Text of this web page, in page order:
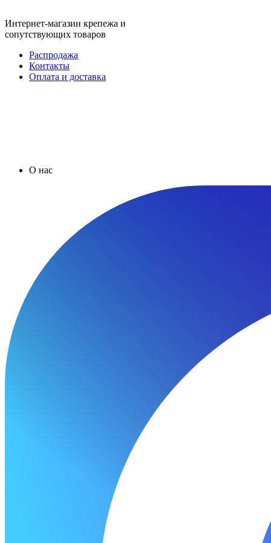
Интернет-магазин крепежа и
сопутствующих товаров
Распродажа
Контакты
Оплата и доставка
О нас